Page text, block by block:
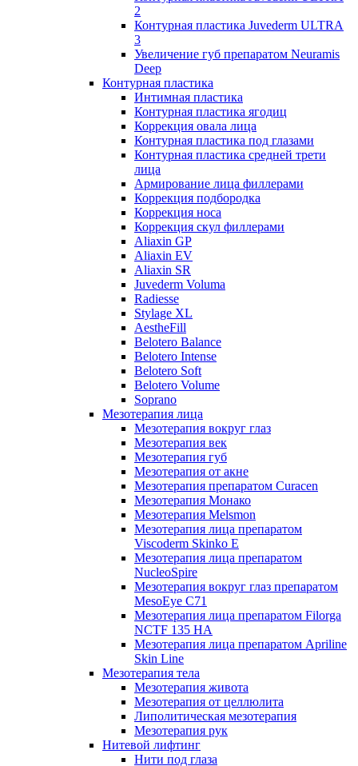
2
Контурная пластика Juvederm ULTRA
3
Увеличение губ препаратом Neuramis
Deep
Контурная пластика
Интимная пластика
Контурная пластика ягодиц
Коррекция овала лица
Контурная пластика под глазами
Контурная пластика средней трети
лица
Армирование лица филлерами
Коррекция подбородка
Коррекция носа
Коррекция скул филлерами
Aliaxin GP
Aliaxin EV
Aliaxin SR
Juvederm Voluma
Radiesse
Stylage XL
AestheFill
Belotero Balance
Belotero Intense
Belotero Soft
Belotero Volume
Soprano
Мезотерапия лица
Мезотерапия вокруг глаз
Мезотерапия век
Мезотерапия губ
Мезотерапия от акне
Мезотерапия препаратом Curacen
Мезотерапия Монако
Мезотерапия Melsmon
Мезотерапия лица препаратом
Viscoderm Skinko E
Мезотерапия лица препаратом
NucleoSpire
Мезотерапия вокруг глаз препаратом
MesoEye С71
Мезотерапия лица препаратом Filorga
NCTF 135 HA
Мезотерапия лица препаратом Apriline
Skin Line
Мезотерапия тела
Мезотерапия живота
Мезотерапия от целлюлита
Липолитическая мезотерапия
Мезотерапия рук
Нитевой лифтинг
Нити под глаза